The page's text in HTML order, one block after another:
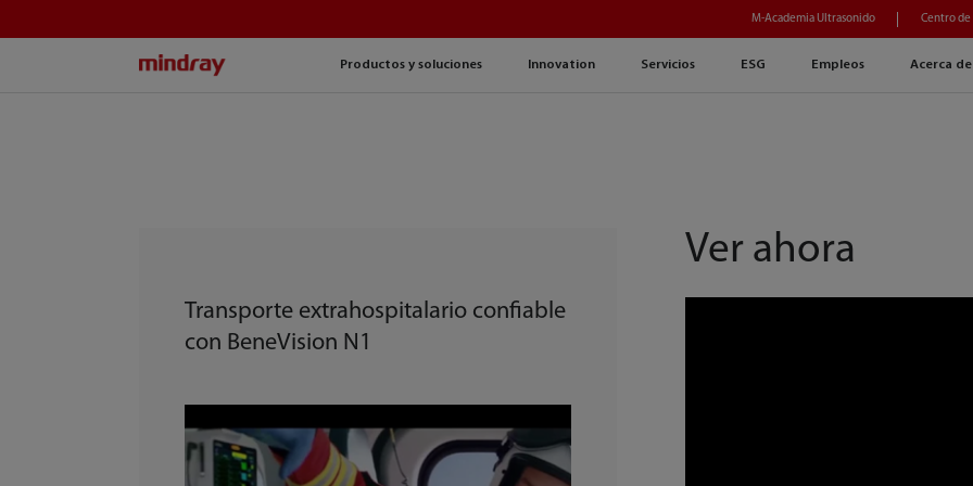
Productos y soluciones Innovation Servicios ESG Empleos Acerca
M-Academia Ultrasonido Centro de
Transporte extrahospitalario confiable
con BeneVision N1
Ver ahora